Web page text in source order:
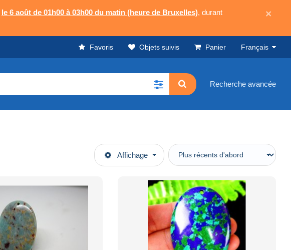
le 6 août de 01h00 à 03h00 du matin (heure de Bruxelles), durant
×
Favoris Objets suivis Panier Français
Recherche avancée
Affichage